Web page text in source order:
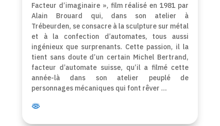
Facteur d’imaginaire », film réalisé en 1981 par
Alain Brouard qui, dans son atelier à
Trébeurden, se consacre à la sculpture sur métal
et à la confection d’automates, tous aussi
ingénieux que surprenants. Cette passion, il la
tient sans doute d’un certain Michel Bertrand,
facteur d’automate suisse, qu’il a filmé cette
année-là dans son atelier peuplé de
personnages mécaniques qui font rêver …